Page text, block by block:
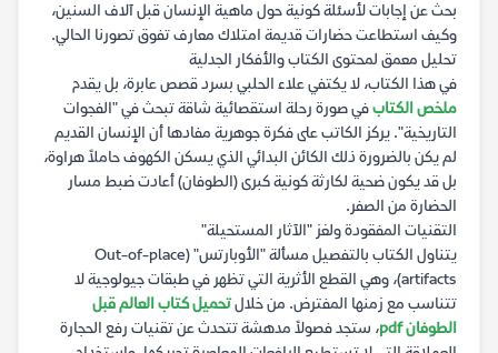
بحث عن إجابات لأسئلة كونية حول ماهية الإنسان قبل آلاف السنين،
وكيف استطاعت حضارات قديمة امتلاك معارف تفوق تصورنا الحالي.
تحليل معمق لمحتوى الكتاب والأفكار الجدلية
في هذا الكتاب، لا يكتفي علاء الحلبي بسرد قصص عابرة، بل يقدم
ملخص الكتابفي صورة رحلة استقصائية شاقة تبحث في "الفجوات
التاريخية". يركز الكاتب على فكرة جوهرية مفادها أن الإنسان القديم
لم يكن بالضرورة ذلك الكائن البدائي الذي يسكن الكهوف حاملاً هراوة،
بل قد يكون ضحية لكارثة كونية كبرى (الطوفان) أعادت ضبط مسار
الحضارة من الصفر.
التقنيات المفقودة ولغز "الآثار المستحيلة"
يتناول الكتاب بالتفصيل مسألة "الأوبارتس" (Out-of-place
artifacts)، وهي القطع الأثرية التي تظهر في طبقات جيولوجية لا
تتناسب مع زمنها المفترض. من خلالتحميل كتاب العالم قبل
الطوفان pdf
، ستجد فصولاً مدهشة تتحدث عن تقنيات رفع الحجارة